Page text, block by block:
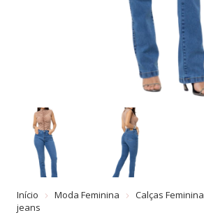
Início Moda Feminina Calças Feminina
jeans